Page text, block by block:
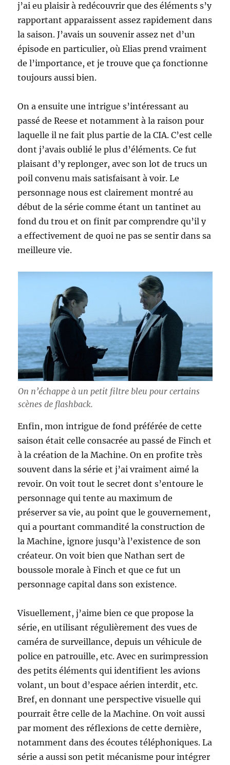
j’ai eu plaisir à redécouvrir que des éléments s’y
rapportant apparaissent assez rapidement dans
la saison. J’avais un souvenir assez net d’un
épisode en particulier, où Elias prend vraiment
de l’importance, et je trouve que ça fonctionne
toujours aussi bien.
On a ensuite une intrigue s’intéressant au
passé de Reese et notamment à la raison pour
laquelle il ne fait plus partie de la CIA. C’est celle
dont j’avais oublié le plus d’éléments. Ce fut
plaisant d’y replonger, avec son lot de trucs un
poil convenu mais satisfaisant à voir. Le
personnage nous est clairement montré au
début de la série comme étant un tantinet au
fond du trou et on finit par comprendre qu’il y
a effectivement de quoi ne pas se sentir dans sa
meilleure vie.
On n’échappe à un petit filtre bleu pour certains
scènes de flashback.
Enfin, mon intrigue de fond préférée de cette
saison était celle consacrée au passé de Finch et
à la création de la Machine. On en profite très
souvent dans la série et j’ai vraiment aimé la
revoir. On voit tout le secret dont s’entoure le
personnage qui tente au maximum de
préserver sa vie, au point que le gouvernement,
qui a pourtant commandité la construction de
la Machine, ignore jusqu’à l’existence de son
créateur. On voit bien que Nathan sert de
boussole morale à Finch et que ce fut un
personnage capital dans son existence.
Visuellement, j’aime bien ce que propose la
série, en utilisant régulièrement des vues de
caméra de surveillance, depuis un véhicule de
police en patrouille, etc. Avec en surimpression
des petits éléments qui identifient les avions
volant, un bout d’espace aérien interdit, etc.
Bref, en donnant une perspective visuelle qui
pourrait être celle de la Machine. On voit aussi
par moment des réflexions de cette dernière,
notamment dans des écoutes téléphoniques. La
série a aussi son petit mécanisme pour intégrer